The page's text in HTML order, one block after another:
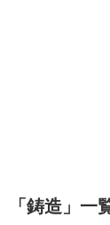
「 鋳造 」 一